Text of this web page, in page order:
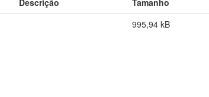
995,94 kB